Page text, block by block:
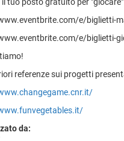
e/biglietti-
e/biglietti-
referenze sui progetti
da: